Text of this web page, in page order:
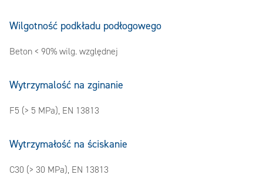
Wilgotność podkładu podłogowego
Beton < 90% wilg. względnej
Wytrzymalość na zginanie
F5 (> 5 MPa), EN 13813
Wytrzymałość na ściskanie
C30 (> 30 MPa), EN 13813